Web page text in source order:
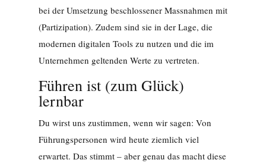
bei der Umsetzung beschlossener Massnahmen mit
(Partizipation). Zudem sind sie in der Lage, die
modernen digitalen Tools zu nutzen und die im
Unternehmen geltenden Werte zu vertreten.
Führen ist (zum Glück)
lernbar
Du wirst uns zustimmen, wenn wir sagen: Von
Führungspersonen wird heute ziemlich viel
erwartet. Das stimmt – aber genau das macht diese